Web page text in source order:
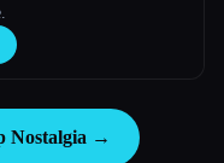
Nostalgia →